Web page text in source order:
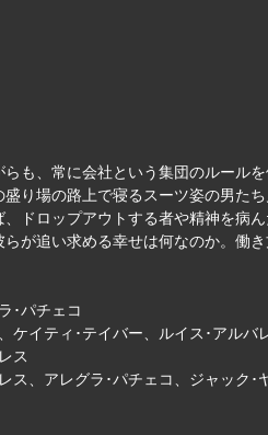
らも、常に会社という集団のルール
り場の路上で寝るスーツ姿の男た
ドロップアウトする者や精神を病
が追い求める幸せは何なのか。働き
･パチェコ
ケイティ･テイバー、ルイス･アル
ス
ス、アレグラ･パチェコ、ジャック･